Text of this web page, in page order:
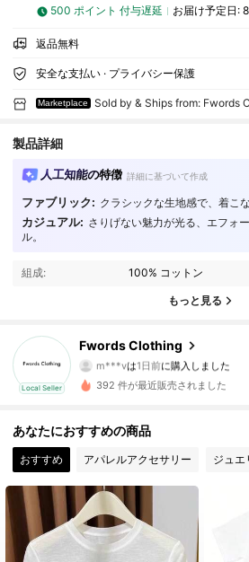
500 ポイント 付与遅延 お届け予定日:
返品無料
安全な支払い · プライバシー保護
Marketplace Sold by & Ships from: Fwords
製品詳細
人工知能の特徴 詳細に基づいて作成
ファブリック: クラシックな生地感で、着こな
カジュアル: さりげない魅力が光る、エフォ
ル。
組成: 100% コットン
もっと見る
Local Seller
Fwords Clothing
4.82 4 フォロワー
4 フォロワー
4.82
m***v は1日前に購入しました
8***7が1日前にフォローしました
4.82
4 フォロワー
392 件が最近販売されました
あなたにおすすめの商品
おすすめ アパレルアクセサリー ジュエ